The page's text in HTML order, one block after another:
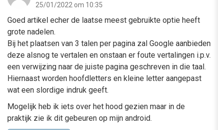
25/01/2022 om 10:35
Goed artikel echer de laatse meest gebruikte optie heeft
grote nadelen.
Bij het plaatsen van 3 talen per pagina zal Google aanbieden
deze alsnog te vertalen en onstaan er foute vertalingen i.p.v.
een verwijzing naar de juiste pagina geschreven in die taal.
Hiernaast worden hoofdletters en kleine letter aangepast
wat een slordige indruk geeft.
Mogelijk heb ik iets over het hood gezien maar in de
praktijk zie ik dit gebeuren op mijn android.